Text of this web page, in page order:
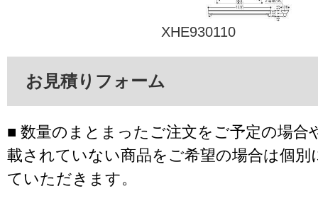
XHE930110
お見積りフォーム
■ 数量のまとまったご注文をご予定の場合
載されていない商品をご希望の場合は個別
ていただきます。